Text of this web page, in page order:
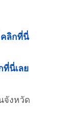
คลิกที่นี่
ที่นี่เลย
จังหวัด